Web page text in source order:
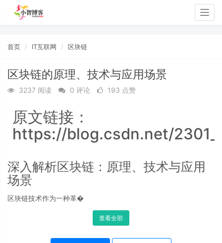
首页 IT互联网 区块链
区块链的原理、技术与应用场景
3237 阅读 0 评论 193 点赞
原文链接：
https://blog.csdn.net/
深入解析区块链：原理、技术与应用
场景
区块链技术作为一种革�
查看全部